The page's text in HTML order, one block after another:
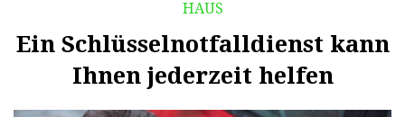
HAUS
Ein Schlüsselnotfalldienst kann
Ihnen jederzeit helfen